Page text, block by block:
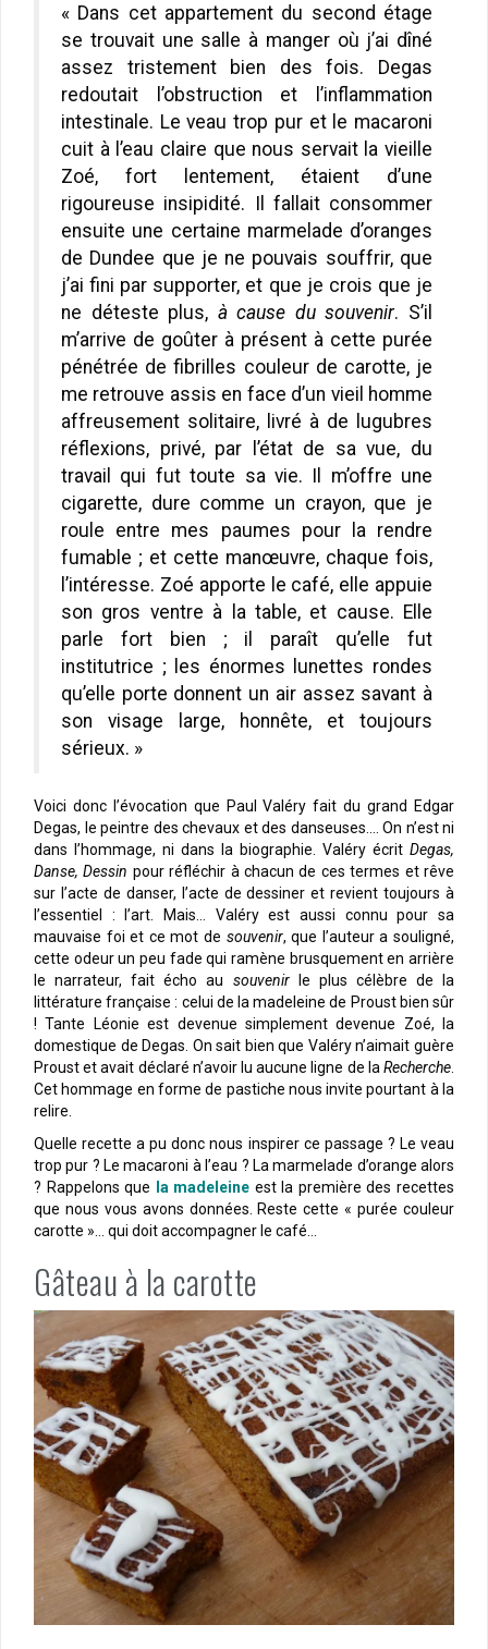
« Dans cet appartement du second étage
se trouvait une salle à manger où j’ai dîné
assez tristement bien des fois. Degas
redoutait l’obstruction et l’inflammation
intestinale. Le veau trop pur et le macaroni
cuit à l’eau claire que nous servait la vieille
Zoé, fort lentement, étaient d’une
rigoureuse insipidité. Il fallait consommer
ensuite une certaine marmelade d’oranges
de Dundee que je ne pouvais souffrir, que
j’ai fini par supporter, et que je crois que je
ne déteste plus, à cause du souvenir. S’il
m’arrive de goûter à présent à cette purée
pénétrée de fibrilles couleur de carotte, je
me retrouve assis en face d’un vieil homme
affreusement solitaire, livré à de lugubres
réflexions, privé, par l’état de sa vue, du
travail qui fut toute sa vie. Il m’offre une
cigarette, dure comme un crayon, que je
roule entre mes paumes pour la rendre
fumable ; et cette manœuvre, chaque fois,
l’intéresse. Zoé apporte le café, elle appuie
son gros ventre à la table, et cause. Elle
parle fort bien ; il paraît qu’elle fut
institutrice ; les énormes lunettes rondes
qu’elle porte donnent un air assez savant à
son visage large, honnête, et toujours
sérieux. »
Voici donc l’évocation que Paul Valéry fait du grand Edgar
Degas, le peintre des chevaux et des danseuses…. On n’est ni
dans l’hommage, ni dans la biographie. Valéry écrit Degas,
Danse, Dessin pour réfléchir à chacun de ces termes et rêve
sur l’acte de danser, l’acte de dessiner et revient toujours à
l’essentiel : l’art. Mais… Valéry est aussi connu pour sa
mauvaise foi et ce mot de souvenir, que l’auteur a souligné,
cette odeur un peu fade qui ramène brusquement en arrière
le narrateur, fait écho au souvenirle plus célèbre de la
littérature française : celui de la madeleine de Proust bien sûr
! Tante Léonie est devenue simplement devenue Zoé, la
domestique de Degas. On sait bien que Valéry n’aimait guère
Proust et avait déclaré n’avoir lu aucune ligne de la Recherche
Cet hommage en forme de pastiche nous invite pourtant à la
relire.
Quelle recette a pu donc nous inspirer ce passage ? Le veau
trop pur ? Le macaroni à l’eau ? La marmelade d’orange alors
? Rappelons que
la madeleine est la première des recettes
que nous vous avons données. Reste cette « purée couleur
carotte »… qui doit accompagner le café…
Gâteau à la carotte